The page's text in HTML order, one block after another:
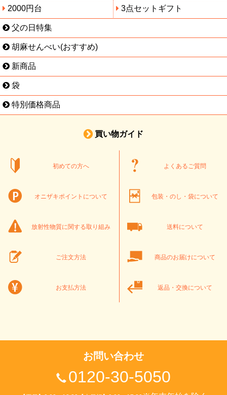
2000円台 3点セットギフト
父の日特集
胡麻せんべい(おすすめ)
新商品
袋
特別価格商品
買い物ガイド
初めての方へ よくあるご質問
オニザキポイントについて 包装・のし・袋について
放射性物質に関する取り組み 送料について
ご注文方法 商品のお届けについて
お支払方法 返品・交換について
お問い合わせ
0120-30-5050